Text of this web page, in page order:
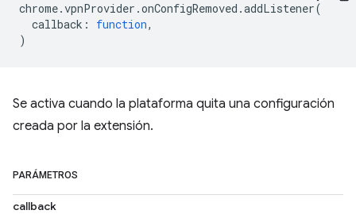
chrome.vpnProvider .onConfigRemoved .addListener(
callback : function,
)
Se activa cuando la plataforma quita una configuración
creada por la extensión.
PARÁMETROS
callback